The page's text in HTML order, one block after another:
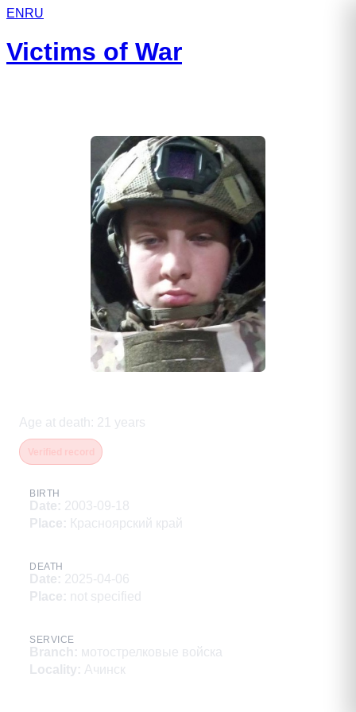
EN RU
Victims of War
Age at death : 21 years
BIRTH
Date: 2003-09-18
Place: Красноярский край
DEATH
Date: 2025-04-06
Place: not specified
SERVICE
Branch : мотострелковые войска
Locality: Ачинск